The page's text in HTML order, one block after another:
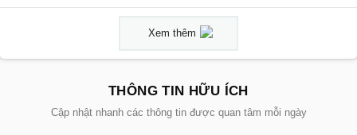
Xem thêm
THÔNG TIN HỮU ÍCH
Cập nhật nhanh các thông tin được quan tâm mỗi ngày